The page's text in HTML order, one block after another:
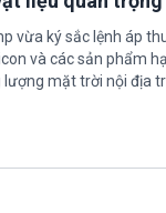
vừa ký sắc lệnh áp
và các sản phẩm
mặt trời nội địa